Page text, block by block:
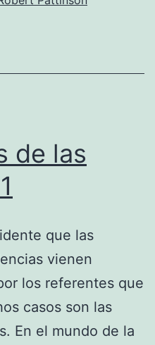
de las
que las
vienen
los referentes que
casos son las
En el mundo de la